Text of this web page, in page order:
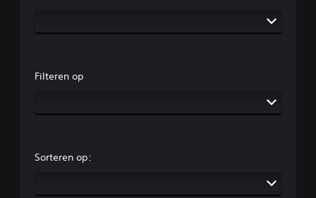
Filteren op
Sorteren op: